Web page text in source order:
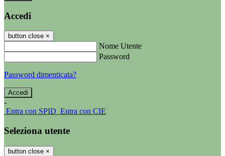
Accedi
button close ×
Nome Utente
Password
Password dimenticata?
-
Entra con SPID Entra con CIE
Seleziona utente
button close ×